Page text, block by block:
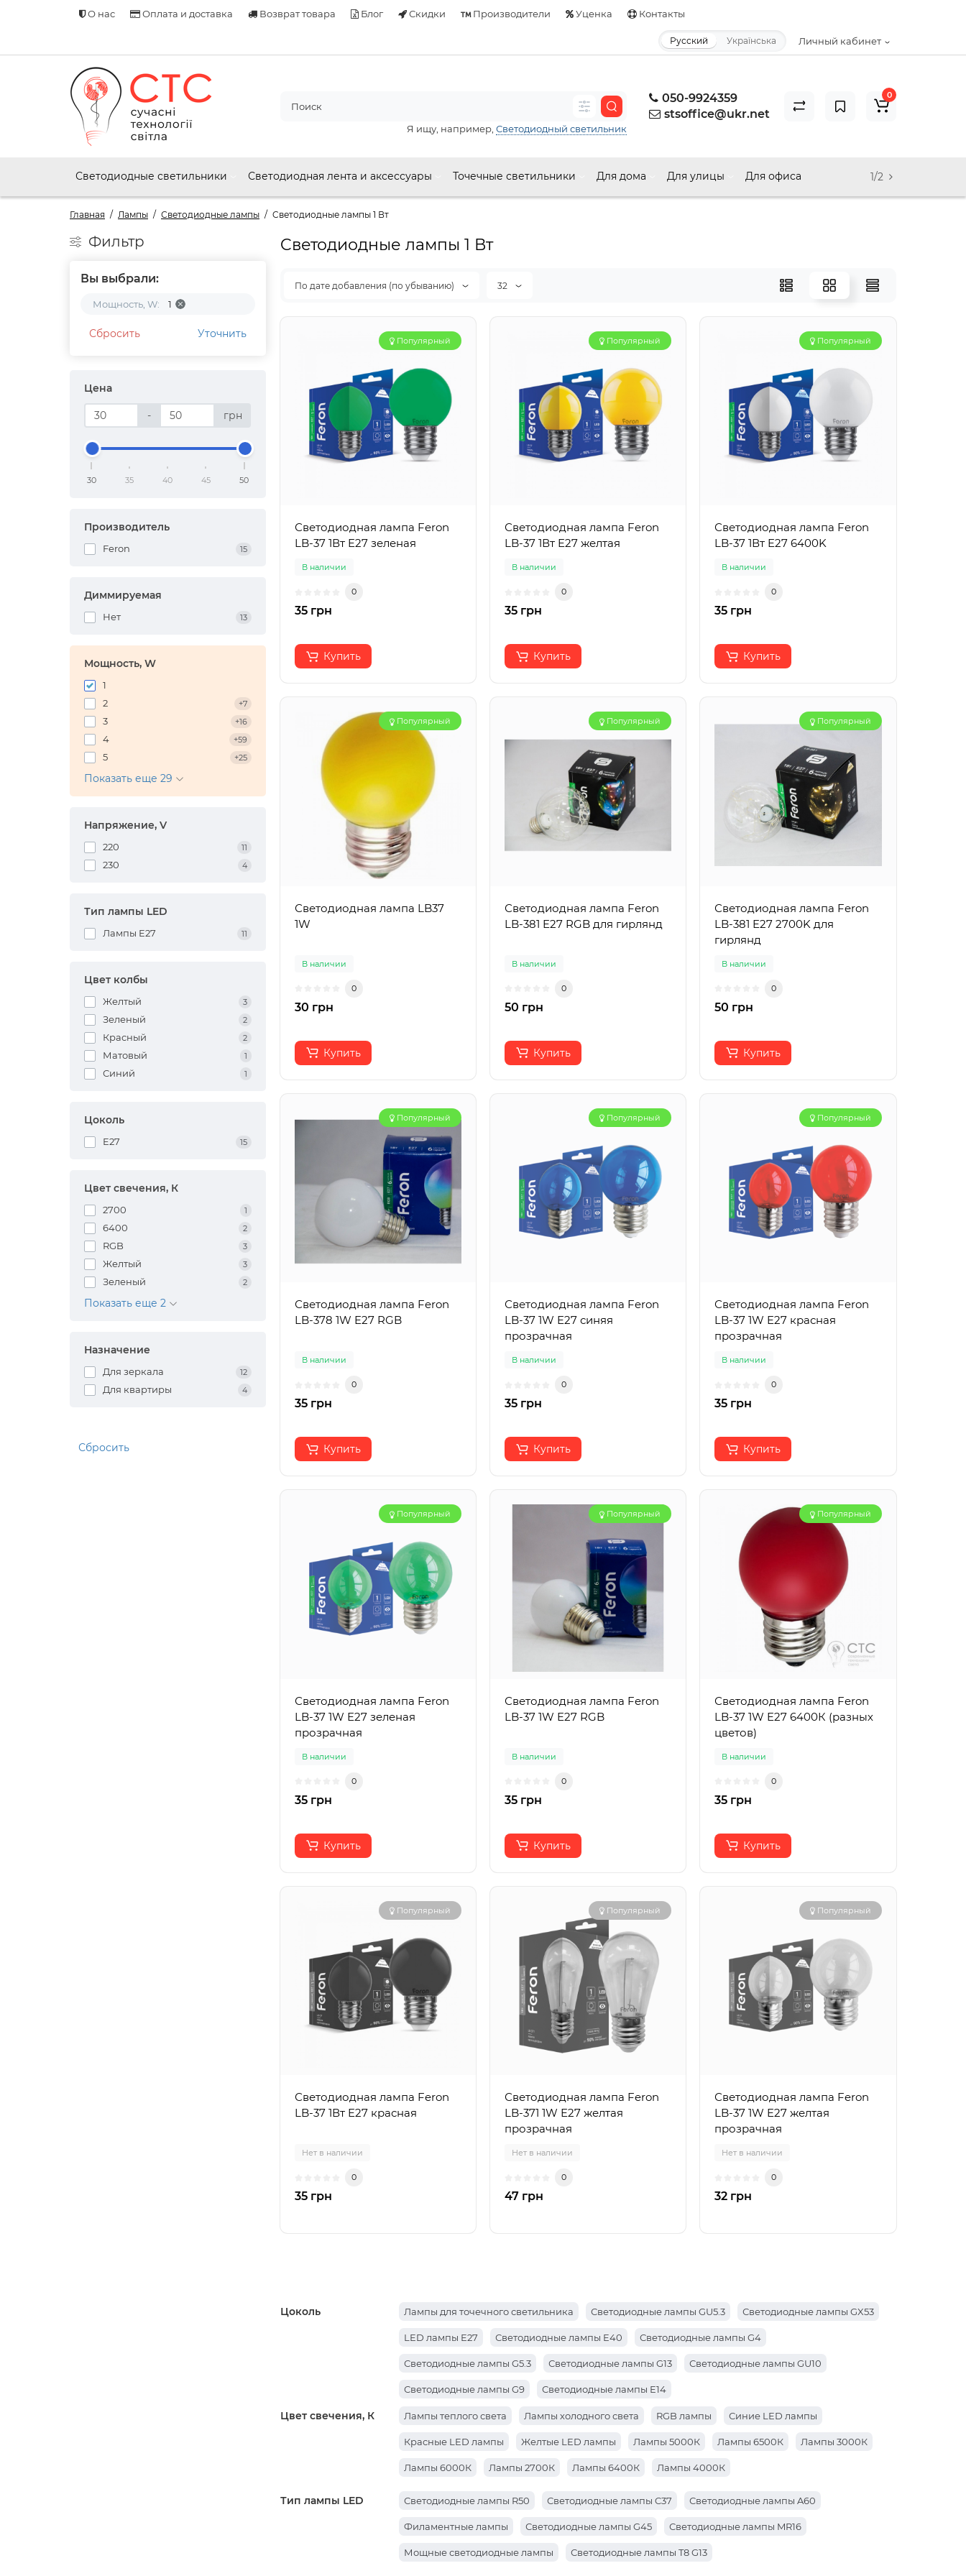
О нас Оплата и доставка Возврат товара Блог Скидки Производители Уценка Контакты
Личный кабинет
Русский Українська
050-9924359
stsoffice@ukr.net
Я ищу, например, Светодиодный светильник
0
Светодиодные светильники Светодиодная лента и аксессуары Точечные светильники Для дома Для улицы Для офиса 1/2
Главная Лампы Светодиодные лампы Cветодиодные лампы 1 Вт
Фильтр
Вы выбрали:
Мощность, W: 1
Сбросить Уточнить
Цена
- грн
30 35 40 45 50
Производитель
Feron 15
Диммируемая
Нет 13
Мощность, W
1
2
+7
3 +16
4 +59
5 +25
Показать еще 29
Напряжение, V
220 11
230 4
Тип лампы LED
Лампы E27 11
Цвет колбы
Желтый 3
Зеленый 2
Красный 2
Матовый 1
Синий 1
Цоколь
E27 15
Цвет свечения, К
2700 1
6400 2
RGB 3
Желтый 3
Зеленый 2
Показать еще 2
Назначение
Для зеркала 12
Для квартиры 4
Сбросить
Cветодиодные лампы 1 Вт
По дате добавления (по убыванию) 32
Популярный
Светодиодная лампа Feron
LB-37 1Вт E27 зеленая
В наличии
0
35 грн
Купить
Популярный
Светодиодная лампа Feron
LB-37 1Вт E27 желтая
В наличии
0
35 грн
Купить
Популярный
Светодиодная лампа Feron
LB-37 1Вт E27 6400K
В наличии
0
35 грн
Купить
Популярный
Светодиодная лампа LB37
1W
В наличии
0
30 грн
Купить
Популярный
Светодиодная лампа Feron
LB-381 E27 RGB для гирлянд
В наличии
0
50 грн
Купить
Популярный
Светодиодная лампа Feron
LB-381 E27 2700K для
гирлянд
В наличии
0
50 грн
Купить
Популярный
Светодиодная лампа Feron
LB-378 1W E27 RGB
В наличии
0
35 грн
Купить
Популярный
Светодиодная лампа Feron
LB-37 1W E27 синяя
прозрачная
В наличии
0
35 грн
Купить
Популярный
Светодиодная лампа Feron
LB-37 1W E27 красная
прозрачная
В наличии
0
35 грн
Купить
Популярный
Светодиодная лампа Feron
LB-37 1W E27 зеленая
прозрачная
В наличии
0
35 грн
Купить
Популярный
Светодиодная лампа Feron
LB-37 1W E27 RGB
В наличии
0
35 грн
Купить
Популярный
Светодиодная лампа Feron
LB-37 1W E27 6400К (разных
цветов)
В наличии
0
35 грн
Купить
Популярный
Светодиодная лампа Feron
LB-37 1Вт E27 красная
Нет в наличии
0
35 грн
Популярный
Светодиодная лампа Feron
LB-371 1W E27 желтая
прозрачная
Нет в наличии
0
47 грн
Популярный
Светодиодная лампа Feron
LB-37 1W E27 желтая
прозрачная
Нет в наличии
0
32 грн
Цоколь Лампы для точечного светильника Светодиодные лампы GU5.3 Светодиодные лампы GX53
LED лампы E27 Светодиодные лампы E40 Светодиодные лампы G4
Светодиодные лампы G5.3 Светодиодные лампы G13 Светодиодные лампы GU10
Светодиодные лампы G9 Светодиодные лампы E14
Цвет свечения, К Лампы теплого света Лампы холодного света RGB лампы Синие LED лампы
Красные LED лампы Желтые LED лампы Лампы 5000К Лампы 6500К Лампы 3000К
Лампы 6000К Лампы 2700К Лампы 6400К Лампы 4000К
Тип лампы LED Светодиодные лампы R50 Светодиодные лампы C37 Светодиодные лампы A60
Филаментные лампы Светодиодные лампы G45 Светодиодные лампы MR16
Мощные светодиодные лампы Светодиодные лампы T8 G13